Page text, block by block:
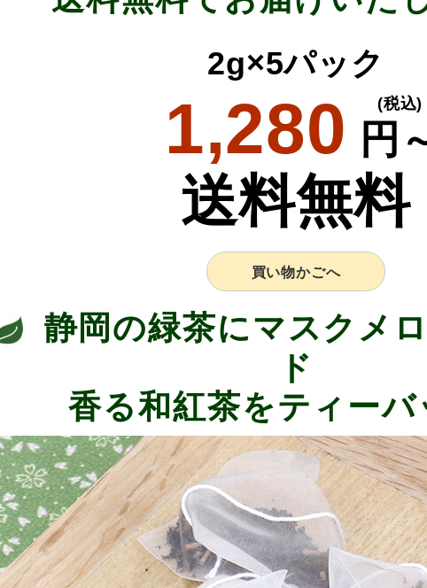
2g×5パック
1,280 円
(税込)
送料無料
買い物かごへ
静岡の緑茶にマスクメ
ド
香る和紅茶をティー